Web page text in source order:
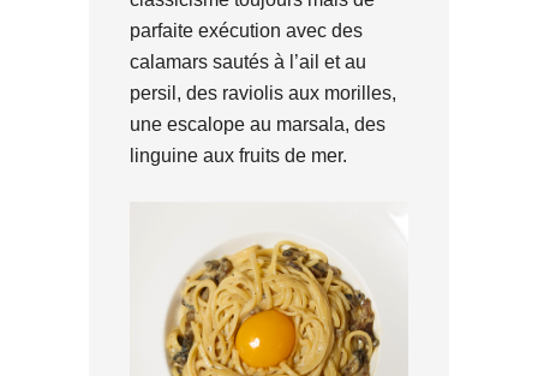
parfaite exécution avec des
calamars sautés à l’ail et au
persil, des raviolis aux morilles,
une escalope au marsala, des
linguine aux fruits de mer.